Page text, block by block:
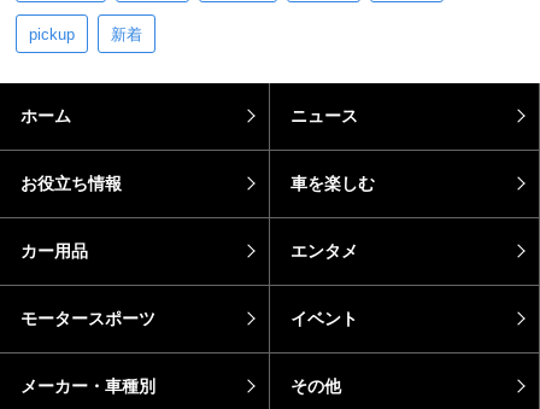
pickup 新着
ホーム ニュース
お役立ち情報 車を楽しむ
カー用品 エンタメ
モータースポーツ イベント
メーカー・車種別 その他